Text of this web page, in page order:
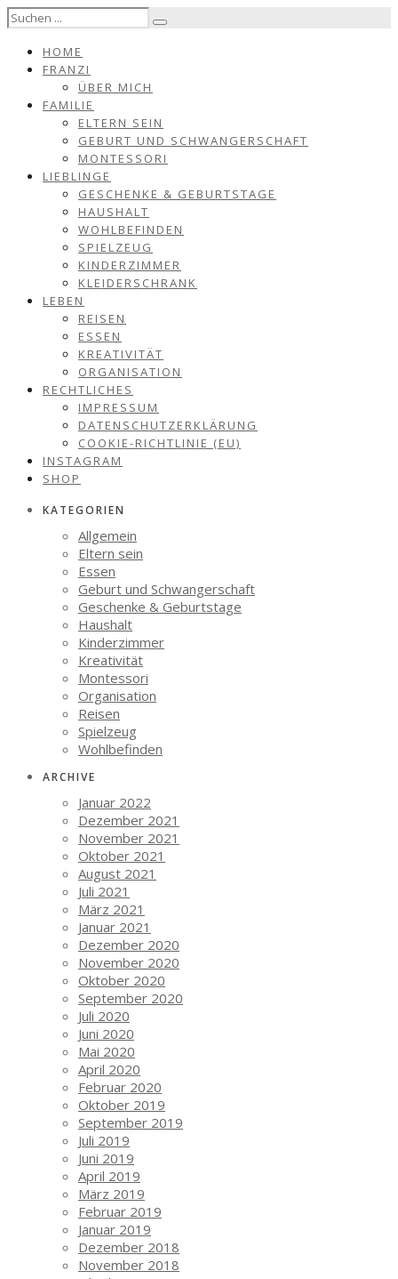
HOME
FRANZI
ÜBER MICH
FAMILIE
ELTERN SEIN
GEBURT UND SCHWANGERSCHAFT
MONTESSORI
LIEBLINGE
GESCHENKE & GEBURTSTAGE
HAUSHALT
WOHLBEFINDEN
SPIELZEUG
KINDERZIMMER
KLEIDERSCHRANK
LEBEN
REISEN
ESSEN
KREATIVITÄT
ORGANISATION
RECHTLICHES
IMPRESSUM
DATENSCHUTZERKLÄRUNG
COOKIE-RICHTLINIE (EU)
INSTAGRAM
SHOP
KATEGORIEN
Allgemein
Eltern sein
Essen
Geburt und Schwangerschaft
Geschenke & Geburtstage
Haushalt
Kinderzimmer
Kreativität
Montessori
Organisation
Reisen
Spielzeug
Wohlbefinden
ARCHIVE
Januar 2022
Dezember 2021
November 2021
Oktober 2021
August 2021
Juli 2021
März 2021
Januar 2021
Dezember 2020
November 2020
Oktober 2020
September 2020
Juli 2020
Juni 2020
Mai 2020
April 2020
Februar 2020
Oktober 2019
September 2019
Juli 2019
Juni 2019
April 2019
März 2019
Februar 2019
Januar 2019
Dezember 2018
November 2018